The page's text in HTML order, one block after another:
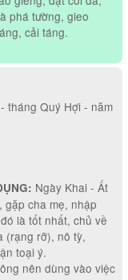
phá tường, gieo
cải táng.
tháng Quý Hợi - năm
Ngày Khai - Ất
gặp cha mẹ, nhập
là tốt nhất, chủ về
(rạng rỡ), nô tỳ,
toại ý.
nên dùng vào việc